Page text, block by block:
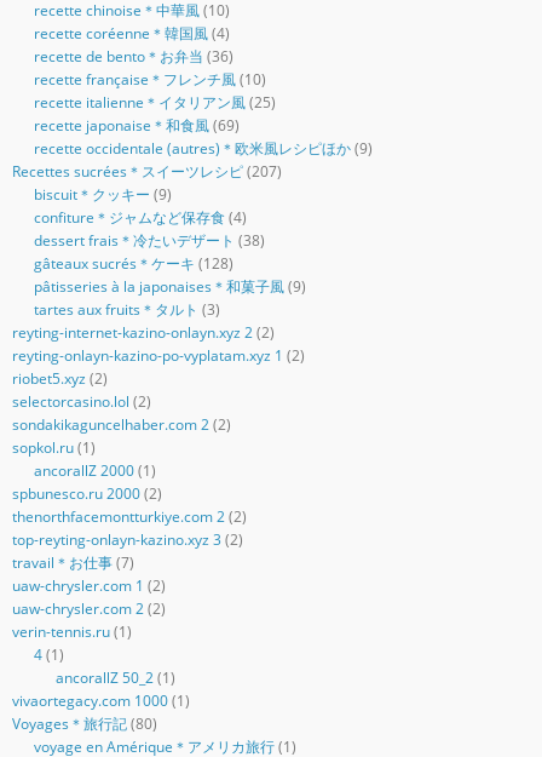
recette chinoise＊中華風(10)
recette coréenne＊韓国風(4)
recette de bento＊お弁当 (36)
recette française＊フレンチ風(10)
recette italienne＊イタリアン風(25)
recette japonaise＊和食風(69)
recette occidentale (autres)＊欧米風レシピほか(9)
Recettes sucrées＊スイーツレシピ(207)
biscuit＊クッキー (9)
confiture＊ジャムなど保存食(4)
dessert frais＊冷たいデザート (38)
gâteaux sucrés＊ケーキ (128)
pâtisseries à la japonaises＊和菓子風(9)
tartes aux fruits＊タルト (3)
reyting-internet-kazino-onlayn.xyz 2(2)
reyting-onlayn-kazino-po-vyplatam.xyz 1 (2)
riobet5.xyz (2)
selectorcasino.lol (2)
sondakikaguncelhaber.com 2(2)
sopkol.ru(1)
ancorallZ 2000(1)
spbunesco.ru 2000(2)
thenorthfacemontturkiye.com 2(2)
top-reyting-onlayn-kazino.xyz 3 (2)
travail＊お仕事(7)
uaw-chrysler.com 1 (2)
uaw-chrysler.com 2(2)
verin-tennis.ru(1)
4(1)
ancorallZ 50_2(1)
vivaortegacy.com 1000(1)
Voyages＊旅行記(80)
voyage en Amérique＊アメリカ旅行(1)